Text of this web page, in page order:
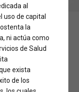
los
al
uso de capital
la
ni actúa como
de Salud
exista
de los